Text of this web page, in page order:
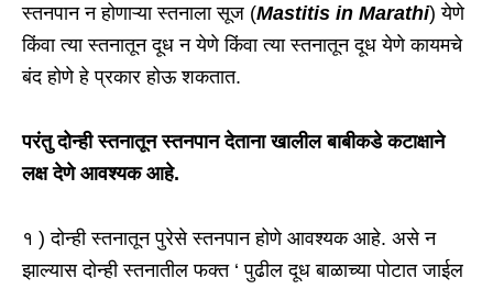
स्तनपान न होणाऱ्या स्तनाला सूज (Mastitis in Marathi) येणे
किंवा त्या स्तनातून दूध न येणे किंवा त्या स्तनातून दूध येणे कायमचे
बंद होणे हे प्रकार होऊ शकतात.
परंतु दोन्ही स्तनातून स्तनपान देताना खालील बाबीकडे कटाक्षाने
लक्ष देणे आवश्यक आहे.
१ ) दोन्ही स्तनातून पुरेसे स्तनपान होणे आवश्यक आहे. असे न
झाल्यास दोन्ही स्तनातील फक्त ‘ पुढील दूध बाळाच्या पोटात जाईल